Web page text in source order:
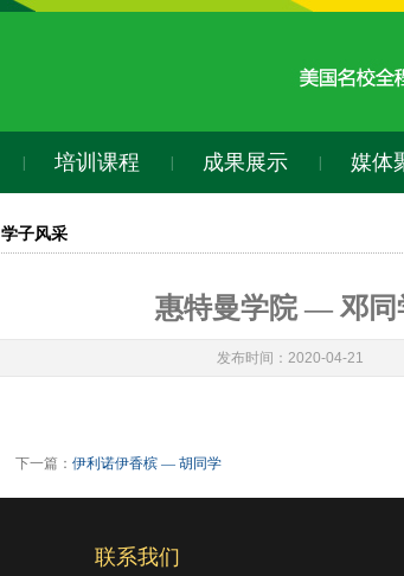
培训课程 成果展示 媒体
学子风采
惠特曼学院 — 邓同
发布时间：2020-04-21
下一篇： 伊利诺伊香槟 — 胡同学
联系我们